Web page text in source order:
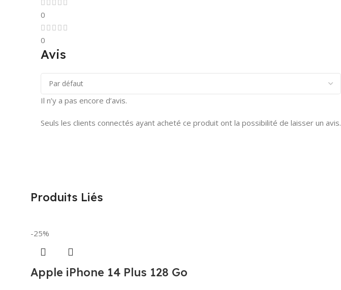
0
0
Avis
Il n’y a pas encore d’avis.
Seuls les clients connectés ayant acheté ce produit ont la possibilité de laisser un avis.
Produits Liés
-25%
Apple iPhone 14 Plus 128 Go